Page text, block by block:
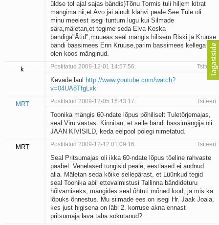
üldse tol ajal sajas bändis)Tõnu Tormis tuli hiljem kitrat
mängima nii,et Avo jäi ainult klahvi peale.See Tule oli
minu meelest isegi tuntum lugu kui Silmade
sära,mäletan,et tegime seda Elva Keska
bändiga"Ätid",muueas seal mängis hilisem Riski ja Kruuse
bändi bassimees Enn Kruuse,parim bassimees kellega
olen koos mänginud.
k Postitatud 2009-12-01 14:57:56. Tsiteeri
Kevade laul http://www.youtube.com/watch?
v=04UA8TfgLxk
MRT Postitatud 2009-12-05 16:43:17. Tsiteeri
Toonika mängis 60-ndate lõpus põhiliselt Tuletõrjemajas,
seal Viru vastas. Kinnitan, et selle bändi bassimängija oli
JAAN KIVISILD, keda eelpool polegi nimetatud.
MRT Postitatud 2009-12-12 01:09:16. Tsiteeri
Seal Pritsumajas oli ikka 60-ndate lõpus tõeline rahvaste
paabel. Venelased tungisid peale, eestlased ei andnud
alla. Mäletan seda kõike sellepärast, et Lüürikud tegid
seal Toonika abil ettevalmistusi Tallinna bändideturu
hõivamiseks, mängides seal õhtuti mõned lood, ja mis ka
lõpuks õnnestus. Mu silmade ees on isegi Hr. Jaak Joala,
kes just higisena on läbi 2. korruse akna ennast
pritsumaja lava taha sokutanud?